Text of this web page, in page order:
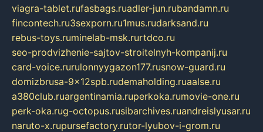
viagra-tablet.rufasbags.ruadler-jun.rubandamn.ru
fincontech.ru3sexporn.ru1mus.rudarksand.ru
rebus-toys.ruminelab-msk.rurtdco.ru
seo-prodvizhenie-sajtov-stroitelnyh-kompanij.ru
card-voice.rurulonnyygazon177.rusnow-guard.ru
domizbrusa-9x12spb.rudemaholding.ruaalse.ru
a380club.ruargentinamia.ruperkoka.rumovie-one.ru
perk-oka.rug-octopus.rusibarchives.ruandreislyusar.ru
naruto-x.rupursefactory.rutor-lyubov-i-grom.ru